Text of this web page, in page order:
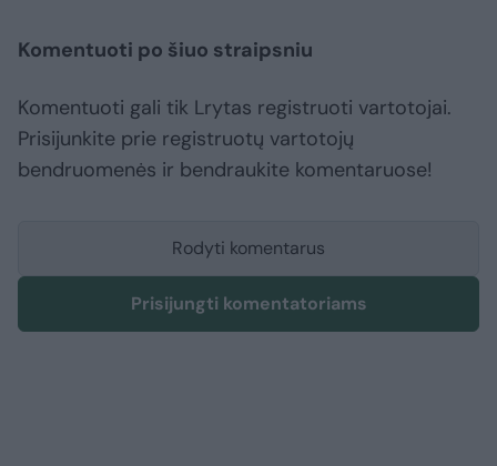
Komentuoti po šiuo straipsniu
Komentuoti gali tik Lrytas registruoti vartotojai.
Prisijunkite prie registruotų vartotojų
bendruomenės ir bendraukite komentaruose!
Rodyti komentarus
Prisijungti komentatoriams